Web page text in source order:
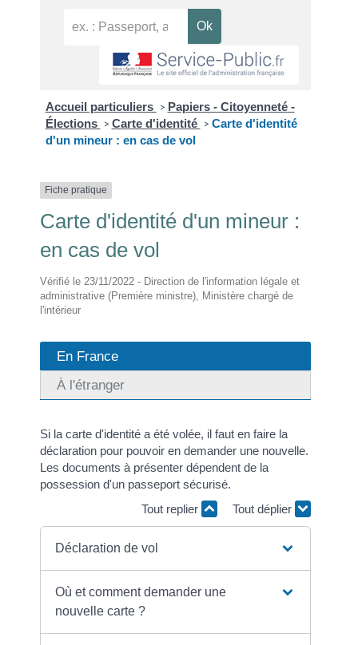
Accueil particuliers > Papiers - Citoyenneté -
Élections > Carte d'identité > Carte d'identité
d'un mineur : en cas de vol
Fiche pratique
Carte d'identité d'un mineur :
en cas de vol
Vérifié le 23/11/2022 - Direction de l'information légale et
administrative (Première ministre), Ministère chargé de
l'intérieur
En France
À l'étranger
Si la carte d'identité a été volée, il faut en faire la
déclaration pour pouvoir en demander une nouvelle.
Les documents à présenter dépendent de la
possession d'un passeport sécurisé.
Tout replier
Tout déplier
Déclaration de vol
Où et comment demander une
nouvelle carte ?